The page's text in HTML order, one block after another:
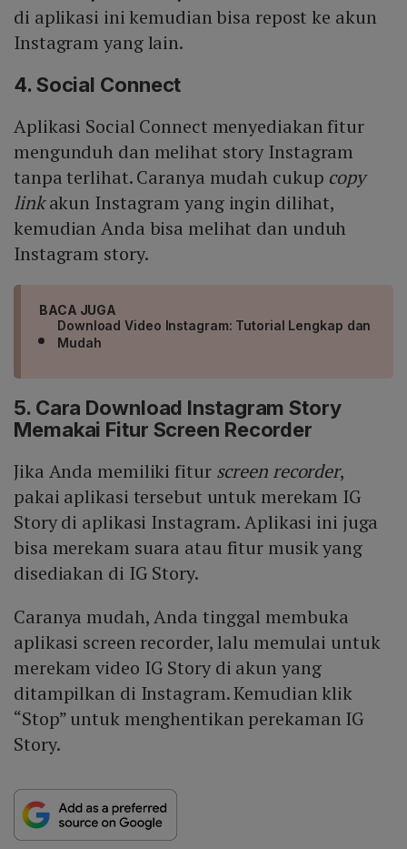
di aplikasi ini kemudian bisa repost ke akun
Instagram yang lain.
4. Social Connect
Aplikasi Social Connect menyediakan fitur
mengunduh dan melihat story Instagram
tanpa terlihat. Caranya mudah cukup copy
linkakun Instagram yang ingin dilihat,
kemudian Anda bisa melihat dan unduh
Instagram story.
BACA JUGA
Download Video Instagram: Tutorial Lengkap dan
Mudah
5. Cara Download Instagram Story
Memakai Fitur Screen Recorder
Jika Anda memiliki fitur screen recorder,
pakai aplikasi tersebut untuk merekam IG
Story di aplikasi Instagram. Aplikasi ini juga
bisa merekam suara atau fitur musik yang
disediakan di IG Story.
Caranya mudah, Anda tinggal membuka
aplikasi screen recorder, lalu memulai untuk
merekam video IG Story di akun yang
ditampilkan di Instagram. Kemudian klik
“Stop” untuk menghentikan perekaman IG
Story.